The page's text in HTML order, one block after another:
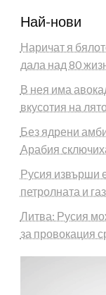
Най-нови
Наричат я
дала над 80
В нея има
вкусотия на
Без ядрени
Арабия
Русия извърши
петролната и
Литва: Русия
за провокация